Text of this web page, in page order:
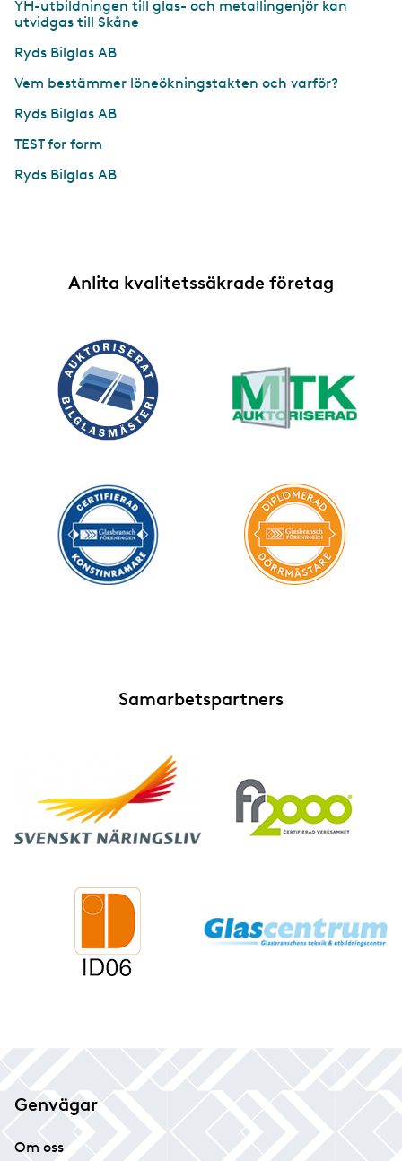
YH-utbildningen till glas- och metallingenjör kan
utvidgas till Skåne
Ryds Bilglas AB
Vem bestämmer löneökningstakten och varför?
Ryds Bilglas AB
TEST for form
Ryds Bilglas AB
Anlita kvalitetssäkrade företag
Samarbetspartners
Genvägar
Om oss